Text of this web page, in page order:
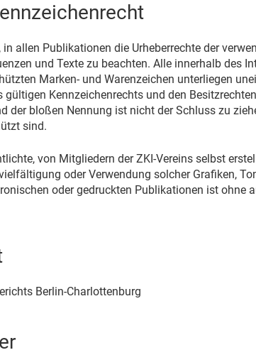
in allen Publikationen die Urheberrechte der
und Texte zu beachten. Alle innerhalb des
Marken- und Warenzeichen unterliegen
Kennzeichenrechts und den
der bloßen Nennung ist nicht der Schluss zu
sind.
von Mitgliedern der ZKI-Vereins selbst
oder Verwendung solcher Grafiken,
oder gedruckten Publikationen ist ohne
Berlin-Charlottenburg